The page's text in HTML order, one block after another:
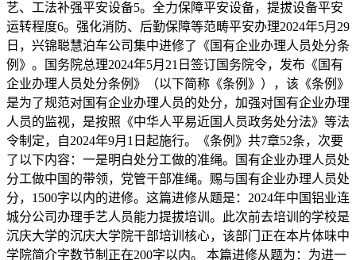
艺、工法补强平安设备5。全力保障平安设备，提拔设备平安
运转程度6。强化消防、后勤保障等范畴平安办理2024年5月29
日，兴锦聪慧泊车公司集中进修了《国有企业办理人员处分条
例》。国务院总理2024年5月21日签订国务院令，发布《国有
企业办理人员处分条例》（以下简称《条例》），该《条例》
是为了规范对国有企业办理人员的处分，加强对国有企业办理
人员的监视，是按照《中华人平易近国人员政务处分法》等法
令制定，自2024年9月1日起施行。《条例》共7章52条，次要
了以下内容：一是明白处分工做的准绳。国有企业办理人员处
分工做中国的带领，党管干部准绳。赐与国有企业办理人员处
分，1500字以内的进修。这篇进修从题是：2024年中国铝业连
城分公司办理手艺人员能力提拔培训。此次前去培训的学校是
沉庆大学的沉庆大学院干部培训核心，该部门正在本片体味中
学院简介字数节制正在200字以内。 本篇进修从题为：为进一